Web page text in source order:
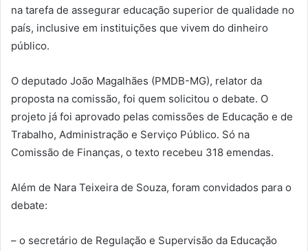
na tarefa de assegurar educação superior de qualidade no
país, inclusive em instituições que vivem do dinheiro
público.
O deputado João Magalhães (PMDB-MG), relator da
proposta na comissão, foi quem solicitou o debate. O
projeto já foi aprovado pelas comissões de Educação e de
Trabalho, Administração e Serviço Público. Só na
Comissão de Finanças, o texto recebeu 318 emendas.
Além de Nara Teixeira de Souza, foram convidados para o
debate:
– o secretário de Regulação e Supervisão da Educação